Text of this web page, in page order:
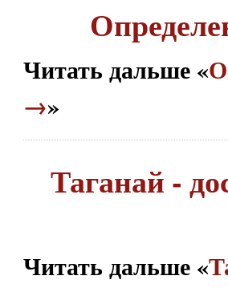
Читать дальше «
→»
Таганай -
Читать дальше «